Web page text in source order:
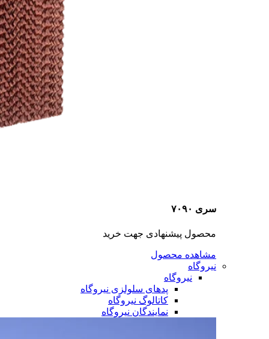
سری ۷۰۹۰
محصول پیشنهادی جهت خرید
مشاهده محصول
نیروگاه
نیروگاه
پدهای سلولزی نیروگاه
کاتالوگ نیروگاه
نمایندگان نیروگاه